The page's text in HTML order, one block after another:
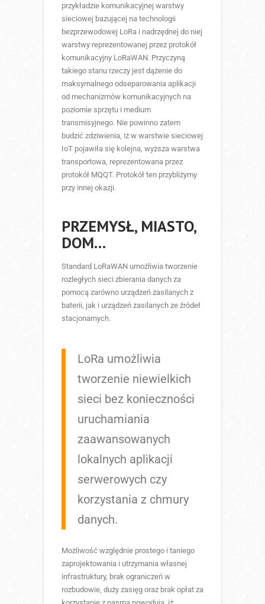
przykładzie komunikacyjnej warstwy
sieciowej bazującej na technologii
bezprzewodowej LoRa i nadrzędnej do niej
warstwy reprezentowanej przez protokół
komunikacyjny LoRaWAN. Przyczyną
takiego stanu rzeczy jest dążenie do
maksymalnego odseparowania aplikacji
od mechanizmów komunikacyjnych na
poziomie sprzętu i medium
transmisyjnego. Nie powinno zatem
budzić zdziwienia, iż w warstwie sieciowej
IoT pojawiła się kolejna, wyższa warstwa
transportowa, reprezentowana przez
protokół MQQT. Protokół ten przybliżymy
przy innej okazji.
PRZEMYSŁ, MIASTO,
DOM…
Standard LoRaWAN umożliwia tworzenie
rozległych sieci zbierania danych za
pomocą zarówno urządzeń zasilanych z
baterii, jak i urządzeń zasilanych ze źródeł
stacjonarnych.
LoRa umożliwia
tworzenie niewielkich
sieci bez konieczności
uruchamiania
zaawansowanych
lokalnych aplikacji
serwerowych czy
korzystania z chmury
danych.
Możliwość względnie prostego i taniego
zaprojektowania i utrzymania własnej
infrastruktury, brak ograniczeń w
rozbudowie, duży zasięg oraz brak opłat za